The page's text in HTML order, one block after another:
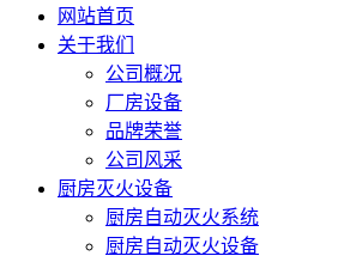
网站首页
关于我们
公司概况
厂房设备
品牌荣誉
公司风采
厨房灭火设备
厨房自动灭火系统
厨房自动灭火设备